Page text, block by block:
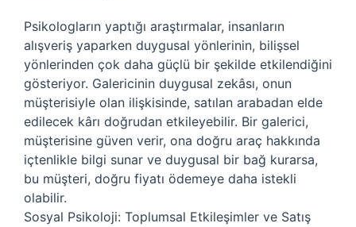
Psikologların yaptığı araştırmalar, insanların
alışveriş yaparken duygusal yönlerinin, bilişsel
yönlerinden çok daha güçlü bir şekilde etkilendiğini
gösteriyor. Galericinin duygusal zekâsı, onun
müşterisiyle olan ilişkisinde, satılan arabadan elde
edilecek kârı doğrudan etkileyebilir. Bir galerici,
müşterisine güven verir, ona doğru araç hakkında
içtenlikle bilgi sunar ve duygusal bir bağ kurarsa,
bu müşteri, doğru fiyatı ödemeye daha istekli
olabilir.
Sosyal Psikoloji: Toplumsal Etkileşimler ve Satış